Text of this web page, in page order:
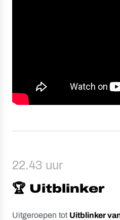
🏆 Uitblinker
22.43 uur
Uitgeroepen tot Uitblinker